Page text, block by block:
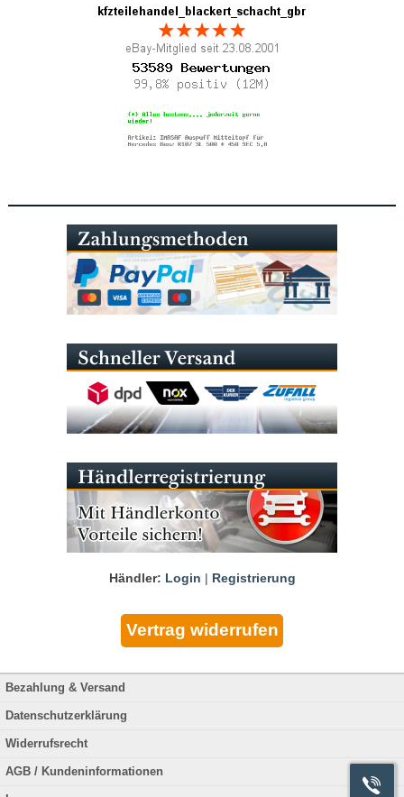
Händler: Login | Registrierung
Bezahlung & Versand
Datenschutzerklärung
Widerrufsrecht
AGB / Kundeninformationen